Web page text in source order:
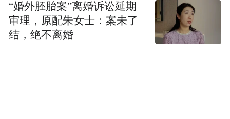
“婚外胚胎案”离婚诉讼延期
审理，原配朱女士：案未了
结，绝不离婚